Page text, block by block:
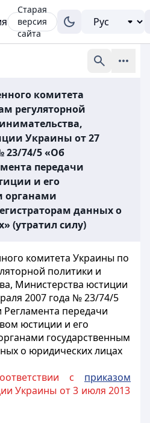
Старая
версия
сайта
комитета
регуляторной
Украины от 27
23/74/5 «Об
передачи
и его
органами
данных о
(утратил силу)
комитета Украины по
политики и
Министерства юстиции
2007 года № 23/74/5
передачи
юстиции и его
государственным
о юридических лицах
с приказом
Украины от 3 июля 2013